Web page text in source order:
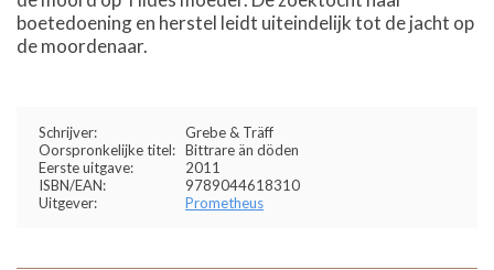
boetedoening en herstel leidt uiteindelijk tot de jacht op
de moordenaar.
Schrijver:
Grebe & Träff
Oorspronkelijke titel: Bittrare än döden
Eerste uitgave:
2011
ISBN/EAN:
9789044618310
Uitgever:
Prometheus